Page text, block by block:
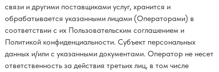
связи и другими поставщиками услуг, хранится и
обрабатывается указанными лицами (Операторами) в
соответствии с их Пользовательским соглашением и
Политикой конфиденциальности. Субъект персональных
данных и/или с указанными документами. Оператор не несет
ответственность за действия третьих лиц, в том числе